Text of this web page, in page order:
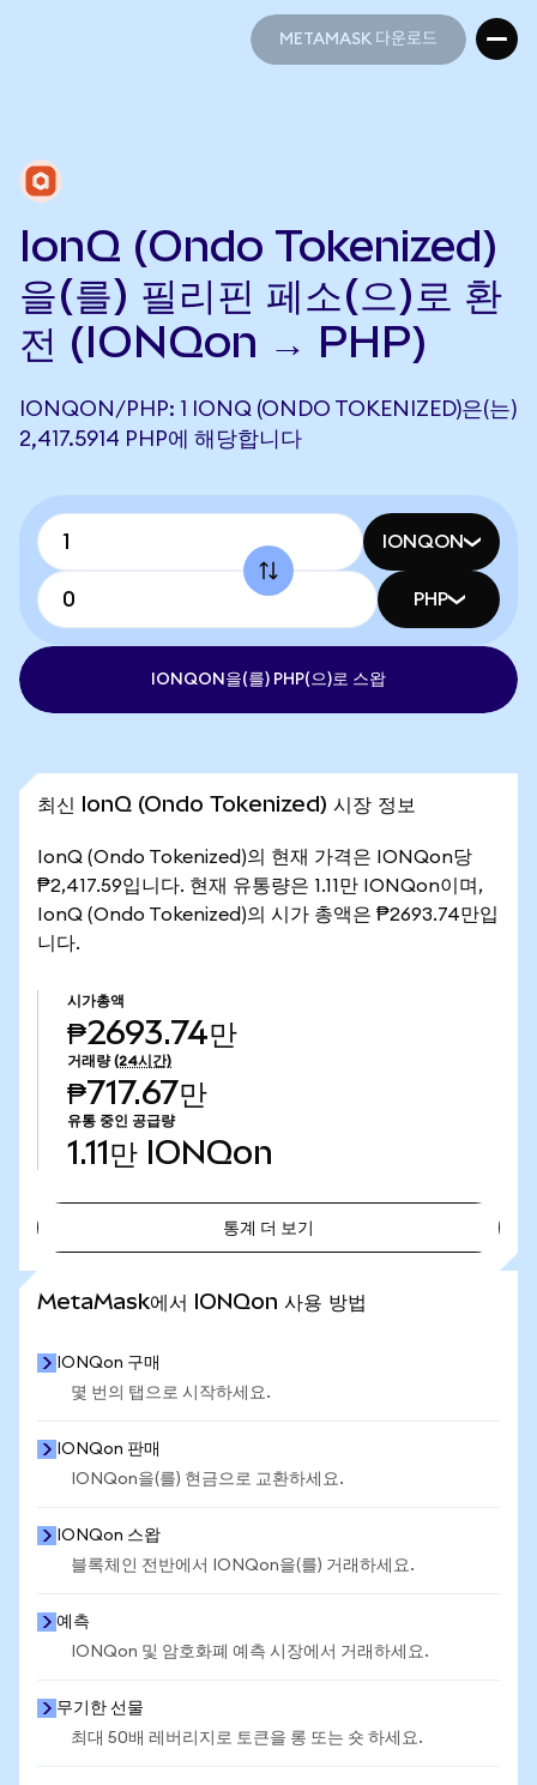
METAMASK 다운로드
IonQ (Ondo Tokenized)
을(를) 필리핀 페소(으)로 환
전 (IONQon → PHP)
IONQON/PHP: 1 IONQ (ONDO TOKENIZED)은(는)
2,417.5914 PHP에 해당합니다
IONQON
PHP
IONQON을(를) PHP(으)로 스왑
최신 IonQ (Ondo Tokenized) 시장 정보
IonQ (Ondo Tokenized)의 현재 가격은 IONQon당
₱2,417.59입니다. 현재 유통량은 1.11만 IONQon이며,
IonQ (Ondo Tokenized)의 시가 총액은 ₱2693.74만입
니다.
시가총액
₱2693.74만
거래량 (24시간)
₱717.67만
유통 중인 공급량
1.11만 IONQon
통계 더 보기
MetaMask에서 IONQon 사용 방법
IONQon 구매
몇 번의 탭으로 시작하세요.
IONQon 판매
IONQon을(를) 현금으로 교환하세요.
IONQon 스왑
블록체인 전반에서 IONQon을(를) 거래하세요.
예측
IONQon 및 암호화폐 예측 시장에서 거래하세요.
무기한 선물
최대 50배 레버리지로 토큰을 롱 또는 숏 하세요.